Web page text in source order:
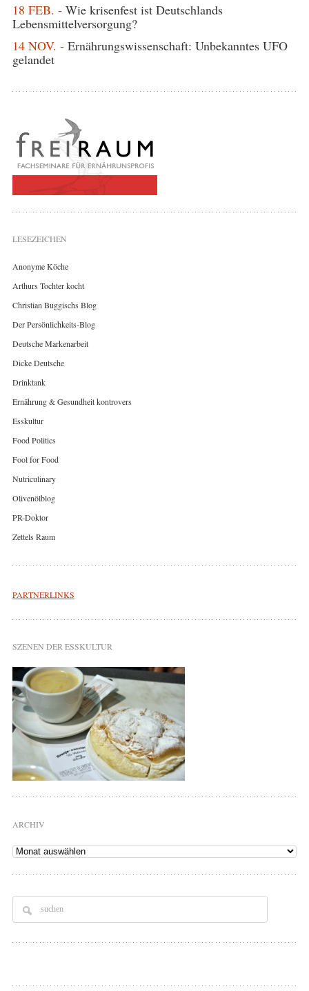
18 FEB. - Wie krisenfest ist Deutschlands
Lebensmittelversorgung?
14 NOV. - Ernährungswissenschaft: Unbekanntes UFO
gelandet
LESEZEICHEN
Anonyme Köche
Arthurs Tochter kocht
Christian Buggischs Blog
Der Persönlichkeits-Blog
Deutsche Markenarbeit
Dicke Deutsche
Drinktank
Ernährung & Gesundheit kontrovers
Esskultur
Food Politics
Fool for Food
Nutriculinary
Olivenölblog
PR-Doktor
Zettels Raum
PARTNERLINKS
SZENEN DER ESSKULTUR
ARCHIV
Archiv